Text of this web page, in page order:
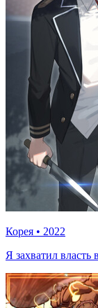
Корея • 2022
Я захватил